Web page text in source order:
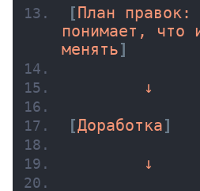
[ План правок:
понимает, что
менять]
        ↓
[Доработка]
        ↓